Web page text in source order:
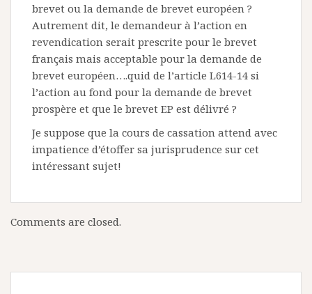
brevet ou la demande de brevet européen ?
Autrement dit, le demandeur à l’action en
revendication serait prescrite pour le brevet
français mais acceptable pour la demande de
brevet européen….quid de l’article L614-14 si
l’action au fond pour la demande de brevet
prospère et que le brevet EP est délivré ?
Je suppose que la cours de cassation attend avec
impatience d’étoffer sa jurisprudence sur cet
intéressant sujet!
Comments are closed.